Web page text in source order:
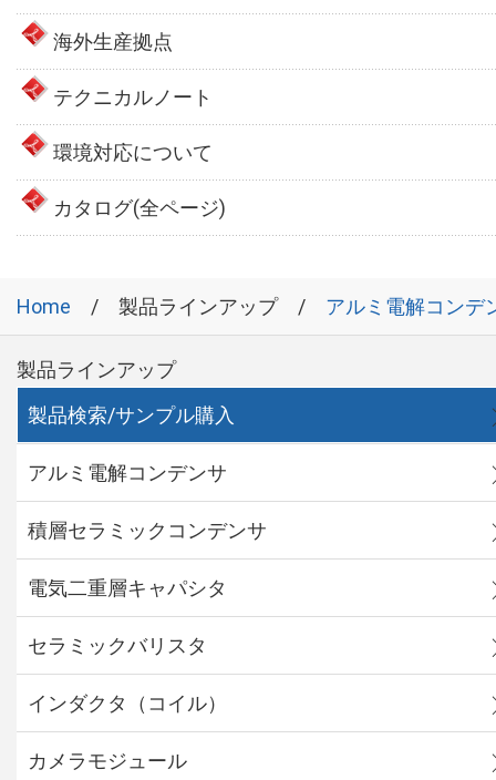
海外生産拠点
テクニカルノート
環境対応について
カタログ(全ページ)
Home 製品ラインアップ アルミ電解コンデ
製品ラインアップ
製品検索/サンプル購入
アルミ電解コンデンサ
積層セラミックコンデンサ
電気二重層キャパシタ
セラミックバリスタ
インダクタ（コイル）
カメラモジュール